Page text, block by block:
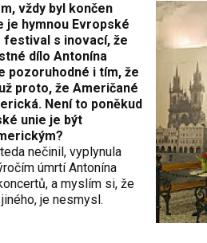
vždy byl končen
je hymnou Evropské
festival s inovací, že
dílo Antonína
pozoruhodné i tím, že
proto, že Američané
Není to poněkud
unie je být
nečinil, vyplynula
úmrtí Antonína
a myslím si, že
je nesmysl.